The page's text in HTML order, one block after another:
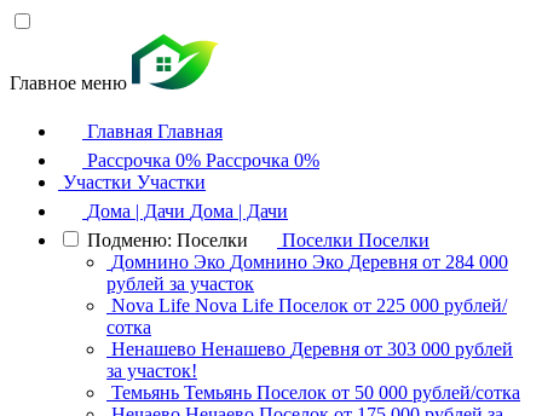
Главное меню
Главная Главная
Рассрочка 0% Рассрочка 0%
Участки Участки
Дома | Дачи Дома | Дачи
Подменю: Поселки
Поселки Поселки
Домнино Эко Домнино Эко Деревня от 284 000
рублей за участок
Nova Life Nova Life Поселок от 225 000 рублей/
сотка
Ненашево Ненашево Деревня от 303 000 рублей
за участок!
Темьянь Темьянь Поселок от 50 000 рублей/сотка